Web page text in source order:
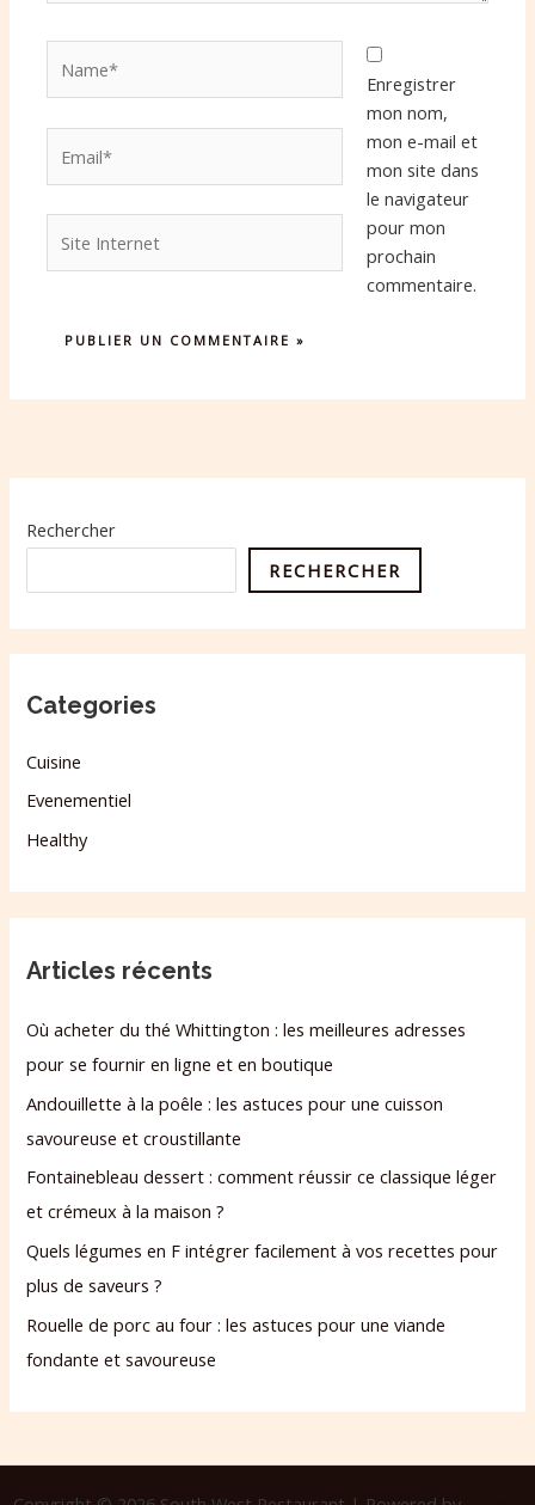
Internet
Enregistrer
mon nom,
mon e-mail et
mon site dans
le navigateur
pour mon
prochain
commentaire.
Rechercher
RECHERCHER
Categories
Cuisine
Evenementiel
Healthy
Articles récents
Où acheter du thé Whittington : les meilleures adresses
pour se fournir en ligne et en boutique
Andouillette à la poêle : les astuces pour une cuisson
savoureuse et croustillante
Fontainebleau dessert : comment réussir ce classique léger
et crémeux à la maison ?
Quels légumes en F intégrer facilement à vos recettes pour
plus de saveurs ?
Rouelle de porc au four : les astuces pour une viande
fondante et savoureuse